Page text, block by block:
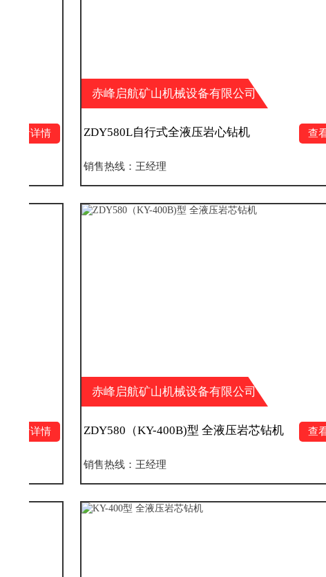
赤峰启航矿山机械设备有限公司
ZDY580L自行式全液压岩心钻机
销售热线：王经理
赤峰启航矿山机械设备有限公司
ZDY580（KY-400B)型 全液压岩芯钻机 查看详情
销售热线：王经理